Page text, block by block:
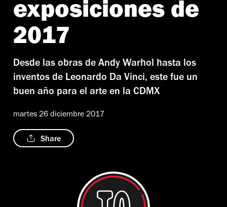
exposiciones de
2017
Desde las obras de Andy Warhol hasta los
inventos de Leonardo Da Vinci, este fue un
buen año para el arte en la CDMX
martes 26 diciembre 2017
Share